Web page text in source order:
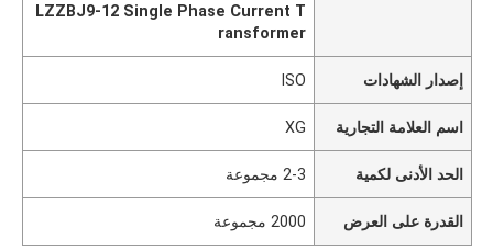
LZZBJ9-12 Single Phase Current T
ransformer
إصدار الشهادات ISO
اسم العلامة التجارية XG
الحد الأدنى لكمية 2-3 مجموعة
القدرة على العرض 2000 مجموعة